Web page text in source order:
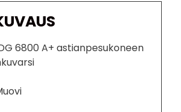
6800 A+ astianpesukoneen